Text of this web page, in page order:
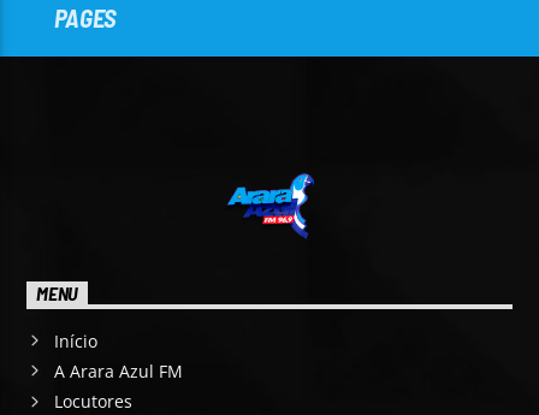
PAGES
MENU
Início
A Arara Azul FM
Locutores